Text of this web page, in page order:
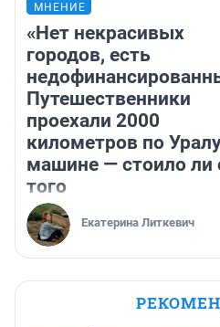
МНЕНИЕ
«Нет некрасивых
городов, есть
Путешественники
проехали 2000
километров по
машине — стоило ли
того
Екатерина Литкевич